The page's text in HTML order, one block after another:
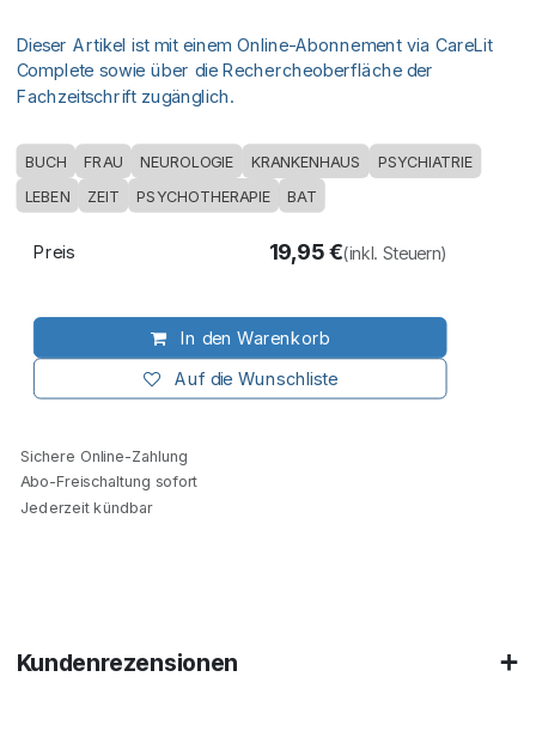
Dieser Artikel ist mit einem Online-Abonnement via CareLit
Complete sowie über die Rechercheoberfläche der
Fachzeitschrift zugänglich.
BUCH FRAU NEUROLOGIE KRANKENHAUS PSYCHIATRIE
LEBEN ZEIT PSYCHOTHERAPIE BAT
In den Warenkorb
Auf die Wunschliste
Preis 19,95€(inkl. Steuern)
Sichere Online-Zahlung
Abo-Freischaltung sofort
Jederzeit kündbar
Kundenrezensionen